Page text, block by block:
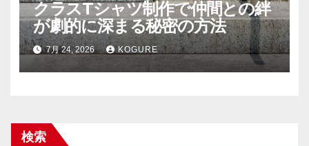
クラスTシャツ制作で仲間との絆
が劇的に深まる秘密の方法
7月 24, 2026 KOGURE
検索